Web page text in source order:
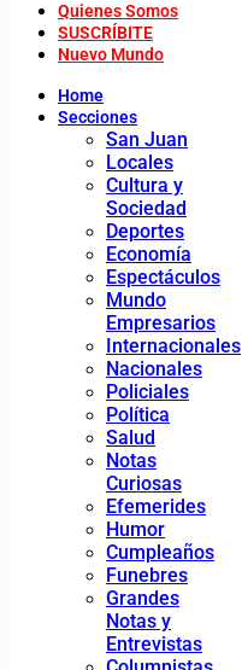
Quienes Somos
SUSCRÍBITE
Nuevo Mundo
Home
Secciones
San Juan
Locales
Cultura y
Sociedad
Deportes
Economía
Espectáculos
Mundo
Empresarios
Internacionales
Nacionales
Policiales
Política
Salud
Notas
Curiosas
Efemerides
Humor
Cumpleaños
Funebres
Grandes
Notas y
Entrevistas